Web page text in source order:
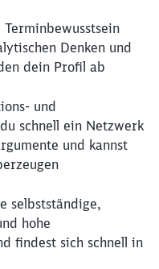
Denken und
dein Profil ab
und
schnell ein Netzwerk
und kannst
selbstständige,
hohe
findest sich schnell in